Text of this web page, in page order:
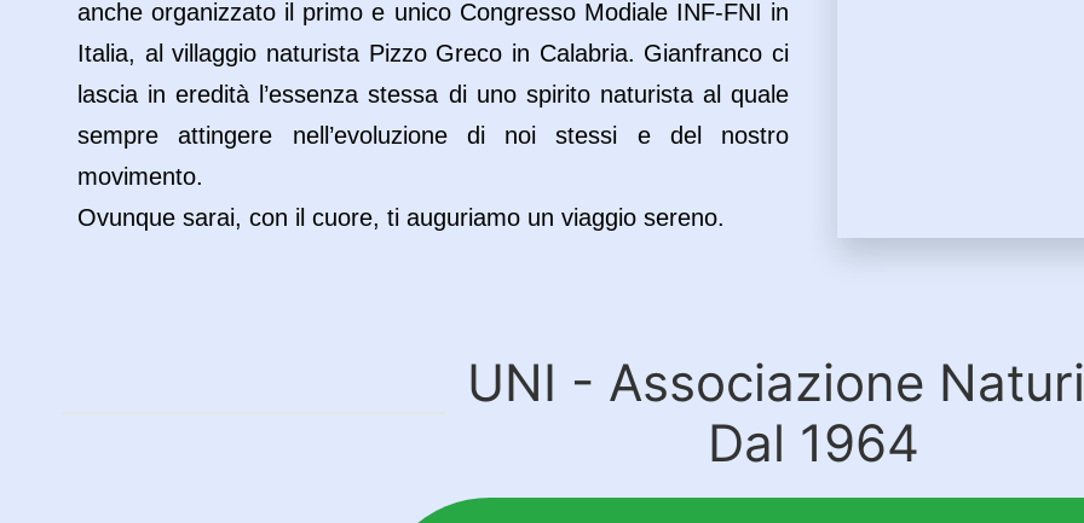
anche organizzato il primo e unico Congresso Modiale INF-FNI in
Italia, al villaggio naturista Pizzo Greco in Calabria. Gianfranco ci
lascia in eredità l’essenza stessa di uno spirito naturista al quale
sempre attingere nell’evoluzione di noi stessi e del nostro
movimento.
Ovunque sarai, con il cuore, ti auguriamo un viaggio sereno.
UNI - Associazione
Dal 1964